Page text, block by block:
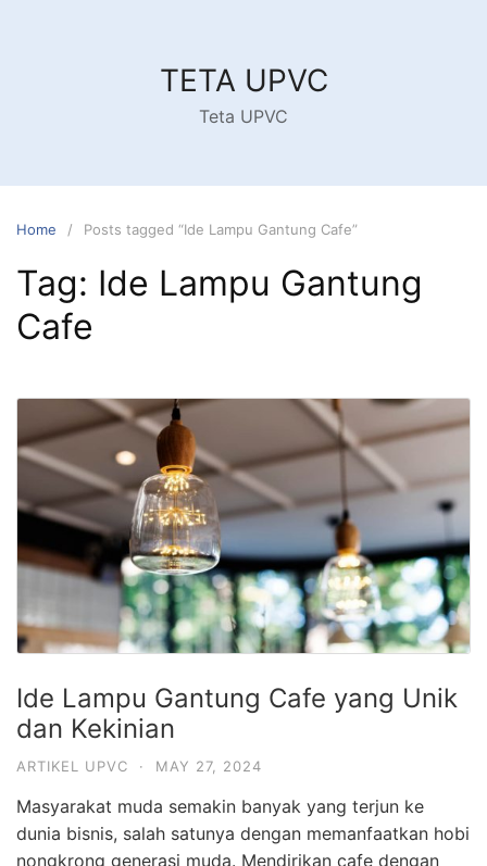
TETA UPVC
Teta UPVC
Home Posts tagged “Ide Lampu Gantung Cafe”
Tag: Ide Lampu Gantung
Cafe
Ide Lampu Gantung Cafe yang Unik
dan Kekinian
ARTIKEL UPVC · MAY 27, 2024
Masyarakat muda semakin banyak yang terjun ke
dunia bisnis, salah satunya dengan memanfaatkan hobi
nongkrong generasi muda. Mendirikan cafe dengan